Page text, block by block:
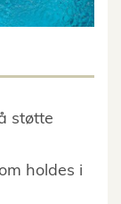
støtte
holdes i